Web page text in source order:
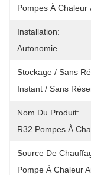
Pompes À Chaleur
Installation:
Autonomie
Stockage / Sans
Instant / Sans
Nom Du Produit:
R32 Pompes À
Source De
Pompe À Chaleur